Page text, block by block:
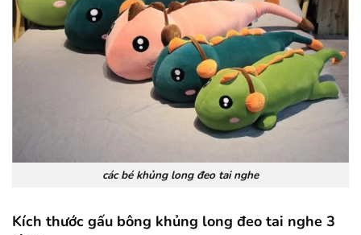
các bé khủng long đeo tai nghe
Kích thước gấu bông khủng long đeo tai nghe 3